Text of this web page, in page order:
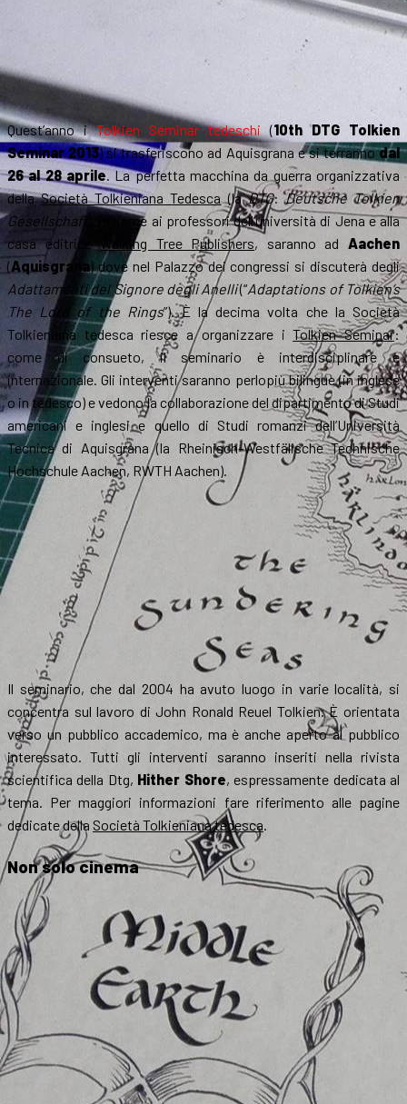
Quest’anno iTolkien Seminar tedeschi(10th DTG Tolkien
Seminar 2013) si trasferiscono ad Aquisgrana e si terrannodal
26 al 28 aprile. La perfetta macchina da guerra organizzativa
dellaSocietà Tolkieniana Tedesca(laDTG:Deutsche Tolkien
Gesellschaft ), insieme ai professori dell’università di Jena e alla
casa editriceWalking Tree Publishers, saranno adAachen
(Aquisgrana) dove nel Palazzo dei congressi si discuterà degli
Adattamenti del Signore degli Anelli(“Adaptations of Tolkien’s
The Lord of the Rings”). È la decima volta che la Società
Tolkieniana tedesca riesce a organizzare iTolkien Seminar:
come di consueto, il seminario è interdisciplinare e
internazionale. Gli interventi saranno perlopiù bilingue (in inglese
o in tedesco) e vedono la collaborazione del dipartimento di Studi
americani e inglesi e quello di Studi romanzi dell’Università
Tecnica di Aquisgrana (la Rheinisch-Westfälische Technische
Hochschule Aachen, RWTH Aachen).
Il seminario, che dal 2004 ha avuto luogo in varie località, si
concentra sul lavoro di John Ronald Reuel Tolkien. È orientata
verso un pubblico accademico, ma è anche aperto al pubblico
interessato. Tutti gli interventi saranno inseriti nella rivista
scientifica della Dtg, Hither Shore, espressamente dedicata al
tema. Per maggiori informazioni fare riferimento alle pagine
dedicate della Società Tolkieniana tedesca.
Non solo cinema